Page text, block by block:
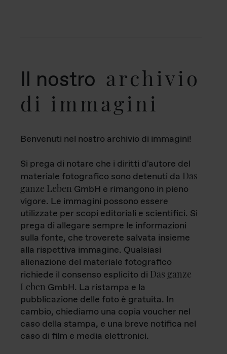
Il nostro archivio
di immagini
Benvenuti nel nostro archivio di immagini!
Si prega di notare che i diritti d'autore del
materiale fotografico sono detenuti da Das
ganze Leben GmbH e rimangono in pieno
vigore. Le immagini possono essere
utilizzate per scopi editoriali e scientifici. Si
prega di allegare sempre le informazioni
sulla fonte, che troverete salvata insieme
alla rispettiva immagine. Qualsiasi
alienazione del materiale fotografico
richiede il consenso esplicito di Das ganze
Leben GmbH. La ristampa e la
pubblicazione delle foto è gratuita. In
cambio, chiediamo una copia voucher nel
caso della stampa, e una breve notifica nel
caso di film e media elettronici.